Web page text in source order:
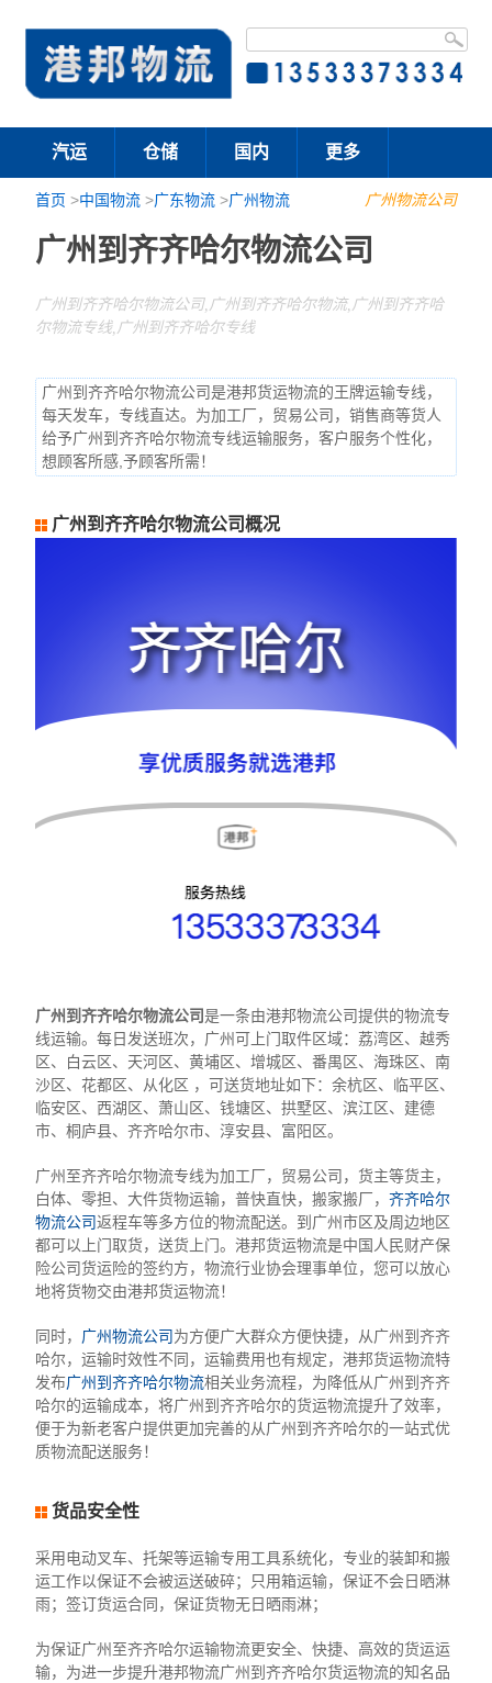
汽运 仓储 国内 更多
广州物流公司
首页 >中国物流 >广东物流 >广州物流
广州到齐齐哈尔物流公司
广州到齐齐哈尔物流公司,广州到齐齐哈尔物流,广州到齐齐哈
尔物流专线,广州到齐齐哈尔专线
广州到齐齐哈尔物流公司是港邦货运物流的王牌运输专线，
每天发车，专线直达。为加工厂，贸易公司，销售商等货人
给予广州到齐齐哈尔物流专线运输服务，客户服务个性化，
想顾客所感,予顾客所需！
广州到齐齐哈尔物流公司概况
广州到齐齐哈尔物流公司是一条由港邦物流公司提供的物流专
线运输。每日发送班次，广州可上门取件区域：荔湾区、越秀
区、白云区、天河区、黄埔区、增城区、番禺区、海珠区、南
沙区、花都区、从化区 ，可送货地址如下：余杭区、临平区、
临安区、西湖区、萧山区、钱塘区、拱墅区、滨江区、建德
市、桐庐县、齐齐哈尔市、淳安县、富阳区。
广州至齐齐哈尔物流专线为加工厂，贸易公司，货主等货主，
白体、零担、大件货物运输，普快直快，搬家搬厂，齐齐哈尔
物流公司返程车等多方位的物流配送。到广州市区及周边地区
都可以上门取货，送货上门。港邦货运物流是中国人民财产保
险公司货运险的签约方，物流行业协会理事单位，您可以放心
地将货物交由港邦货运物流！
同时， 广州物流公司为方便广大群众方便快捷，从广州到齐齐
哈尔，运输时效性不同，运输费用也有规定，港邦货运物流特
发布广州到齐齐哈尔物流相关业务流程，为降低从广州到齐齐
哈尔的运输成本，将广州到齐齐哈尔的货运物流提升了效率，
便于为新老客户提供更加完善的从广州到齐齐哈尔的一站式优
质物流配送服务！
货品安全性
采用电动叉车、托架等运输专用工具系统化，专业的装卸和搬
运工作以保证不会被运送破碎；只用箱运输，保证不会日晒淋
雨；签订货运合同，保证货物无日晒雨淋；
为保证广州至齐齐哈尔运输物流更安全、快捷、高效的货运运
输，为进一步提升港邦物流广州到齐齐哈尔货运物流的知名品